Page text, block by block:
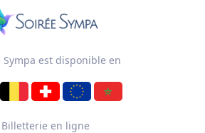
Sympa est disponible en
Billetterie en ligne